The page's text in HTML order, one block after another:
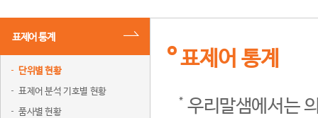
표제어 통계
단위별 현황
표제어 분석 기호별 현황
품사별 현황
표제어 통계
우리말샘에서는